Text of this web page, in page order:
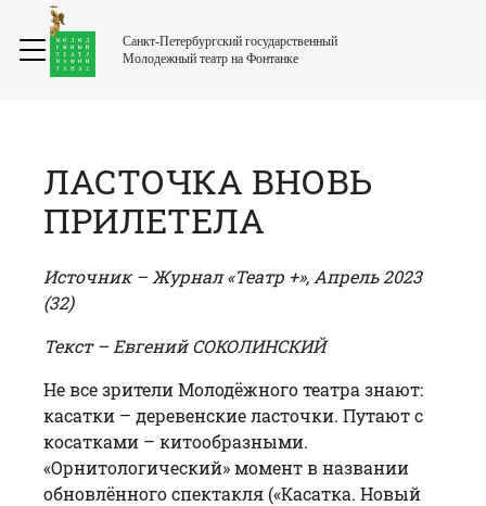
Санкт-Петербургский государственный
Молодежный театр на Фонтанке
ЛАСТОЧКА ВНОВЬ
ПРИЛЕТЕЛА
Источник – Журнал «Театр +», Апрель 2023
(32)
Текст – Евгений СОКОЛИНСКИЙ
Не все зрители Молодёжного театра знают:
касатки – деревенские ласточки. Путают с
косатками – китообразными.
«Орнитологический» момент в названии
обновлённого спектакля («Касатка. Новый